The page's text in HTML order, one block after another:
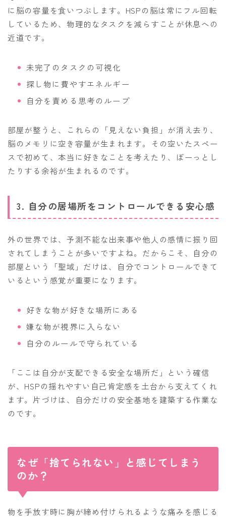
に脳の容量を食いつぶします。HSPの脳は常にフル回転
しているため、物理的なタスクを減らすことが休息への
近道です。
未完了のタスクの可視化
探し物に費やすエネルギー
自分を責める思考のループ
部屋が整うと、これらの「見えない負担」が消え去り、
脳のメモリに空き容量が生まれます。その空いたスペー
スで初めて、本当に好きなことを考えたり、ぼーっとし
たりする余裕が生まれるのです。
3. 自分の居場所をコントロールできる安心感
外の世界では、予測不能な出来事や他人の感情に振り回
されてしまうことが多いですよね。だからこそ、自分の
部屋という「聖域」だけは、自分でコントロールできて
いるという感覚が重要になります。
好きな物が好きな場所にある
嫌な物が視界に入らない
自分のルールで守られている
「ここは自分が支配できる安全な場所だ」という確信
が、HSPの揺れやすい自己肯定感を土台から支えてくれ
ます。片づけは、自分だけの安全基地を建築する作業な
のです。
なぜ「捨てられない」と感じてしまう
のか？
物を手放す時に胸が締め付けられるような痛みを感じる